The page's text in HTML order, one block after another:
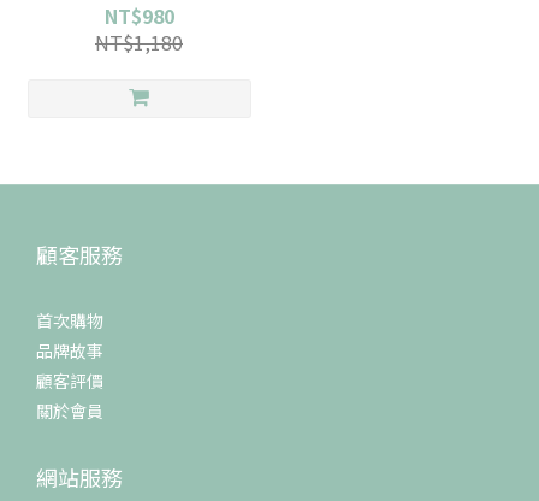
NT$980
NT$1,180
顧客服務
首次購物
品牌故事
顧客評價
關於會員
網站服務